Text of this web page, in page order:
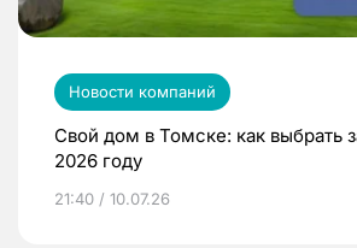
Новости компаний
Свой дом в Томске: как выбрать
2026 году
21:40 / 10.07.26